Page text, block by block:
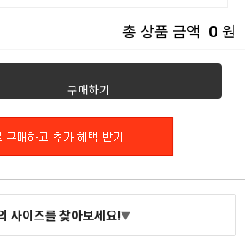
총 상품 금액 0 원
구매하기
사이즈를 찾아보세요!▼